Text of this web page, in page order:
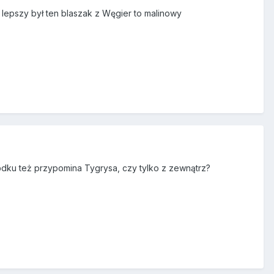
był ten blaszak z Węgier to malinowy
też przypomina Tygrysa, czy tylko z zewnątrz?